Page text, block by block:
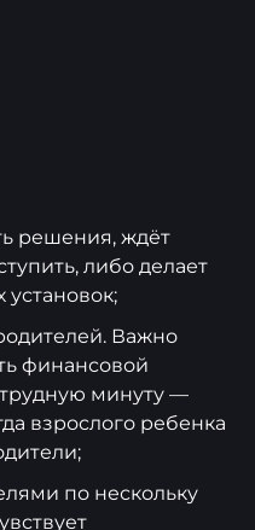
решения, ждёт
либо делает
установок;
Важно
финансовой
минуту —
взрослого ребенка
по нескольку